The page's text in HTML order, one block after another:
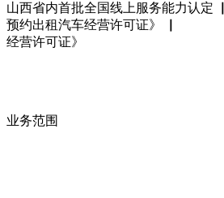
山西省内首批全国线上服务能力认定 ▏
预约出租汽车经营许可证》 ▏
经营许可证》
业务范围